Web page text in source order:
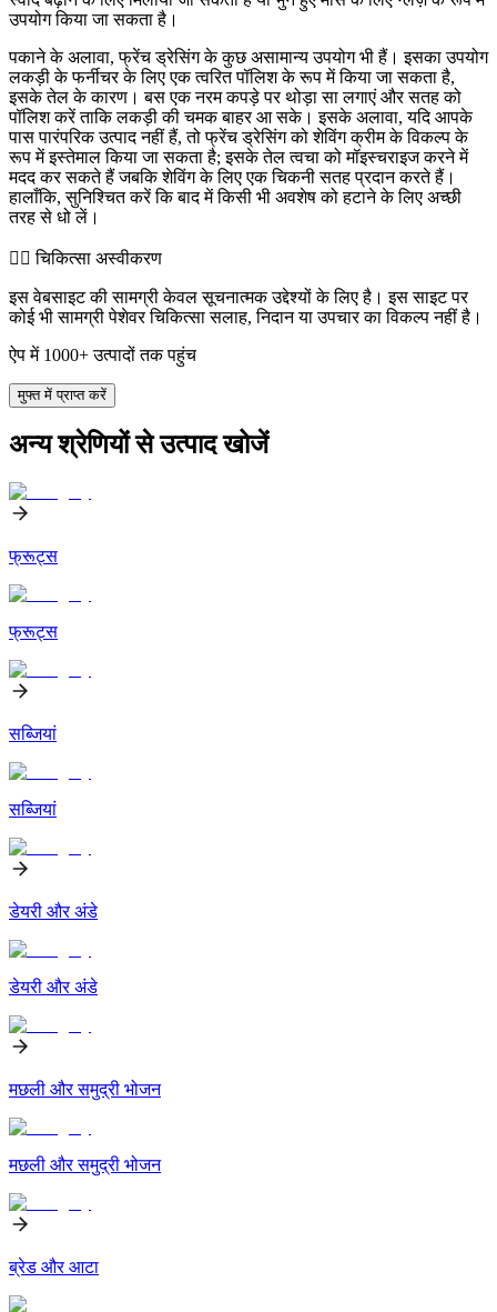
उपयोग किया जा सकता है।
पकाने के अलावा, फ्रेंच ड्रेसिंग के कुछ असामान्य उपयोग भी हैं। इसका उपयोग
लकड़ी के फर्नीचर के लिए एक त्वरित पॉलिश के रूप में किया जा सकता है,
इसके तेल के कारण। बस एक नरम कपड़े पर थोड़ा सा लगाएं और सतह को
पॉलिश करें ताकि लकड़ी की चमक बाहर आ सके। इसके अलावा, यदि आपके
पास पारंपरिक उत्पाद नहीं हैं, तो फ्रेंच ड्रेसिंग को शेविंग क्रीम के विकल्प के
रूप में इस्तेमाल किया जा सकता है; इसके तेल त्वचा को मॉइस्चराइज करने में
मदद कर सकते हैं जबकि शेविंग के लिए एक चिकनी सतह प्रदान करते हैं।
हालाँकि, सुनिश्चित करें कि बाद में किसी भी अवशेष को हटाने के लिए अच्छी
तरह से धो लें।
👨‍⚕️️ चिकित्सा अस्वीकरण
इस वेबसाइट की सामग्री केवल सूचनात्मक उद्देश्यों के लिए है। इस साइट पर
कोई भी सामग्री पेशेवर चिकित्सा सलाह, निदान या उपचार का विकल्प नहीं है।
ऐप में 1000+ उत्पादों तक पहुंच
मुफ्त में प्राप्त करें
अन्य श्रेणियों से उत्पाद खोजें
फ्रूट्स
फ्रूट्स
सब्जियां
सब्जियां
डेयरी और अंडे
डेयरी और अंडे
मछली और समुद्री भोजन
मछली और समुद्री भोजन
ब्रेड और आटा